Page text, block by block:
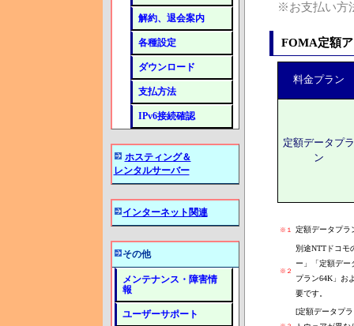
※お支払い方
FOMA定額
料金プラン
定額データプラ
ン
※１ 定額データプラ
※２
別途NTTドコモ
ー」「定額デー
プラン64K」お
要です。
[定額データプ
解約、退会案内
各種設定
ダウンロード
支払方法
IPv6接続確認
ホスティング＆
レンタルサーバー
インターネット関連
その他
メンテナンス・障害情
報
ユーザーサポート